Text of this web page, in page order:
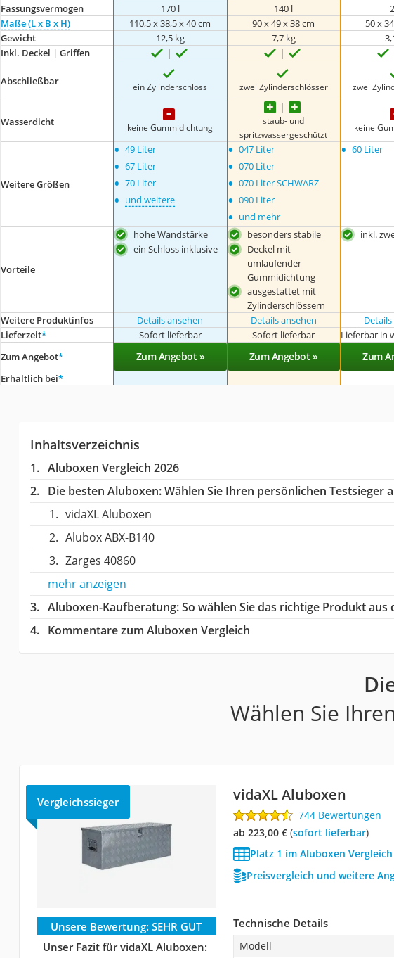
Fassungsvermögen 170 l 140 l
Maße (L x B x H)
110,5 x 38,5 x 40 cm 90 x 49 x 38 cm 50 x
Gewicht
12,5 kg 7,7 kg
Inkl. Deckel | Griffen
Abschließbar ein Zylinderschloss zwei Zylinderschlösser zwei
Wasserdicht keine Gummidichtung
staub- und
spritzwassergeschützt
keine
Weitere Größen
• 49 Liter
• 67 Liter
• 70 Liter
• und weitere
• 047 Liter
• 070 Liter
• 070 Liter SCHWARZ
• 090 Liter
• und mehr
• 60 Liter
Vorteile
hohe Wandstärke
ein Schloss inklusive
besonders stabile
Deckel mit
umlaufender
Gummidichtung
ausgestattet mit
Zylinderschlössern
inkl.
Weitere Produktinfos Details ansehen Details ansehen
Lieferzeit* Sofort lieferbar Sofort lieferbar Lieferbar in
Zum Angebot* Zum Angebot » Zum Angebot » Zum
Erhältlich bei*
Inhaltsverzeichnis
Aluboxen Vergleich 2026
Die besten Aluboxen:Wählen Sie Ihren persönlichen Testsieger
vidaXL Aluboxen
Alubox ABX-B140
Zarges 40860
mehr anzeigen
Aluboxen-Kaufberatung: So wählen Sie das richtige Produkt
Kommentare zum Aluboxen Vergleich
Wählen Sie
Vergleichssieger vidaXL Aluboxen
744 Bewertungen
ab 223,00 €( Sofort lieferbar)
Platz 1 im Aluboxen Vergleich
Preisvergleich und weitere
Unsere Bewertung: SEHR GUT
Unser Fazit für vidaXL Aluboxen:
Technische Details
Modell